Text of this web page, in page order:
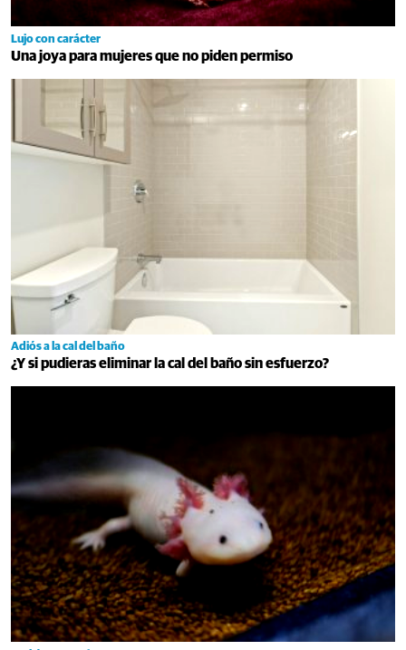
Lujo con carácter
Una joya para mujeres que no piden permiso
Adiós a la cal del baño
¿Y si pudieras eliminar la cal del baño sin esfuerzo?